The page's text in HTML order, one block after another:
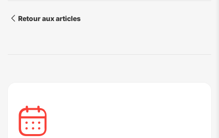
Retour aux articles